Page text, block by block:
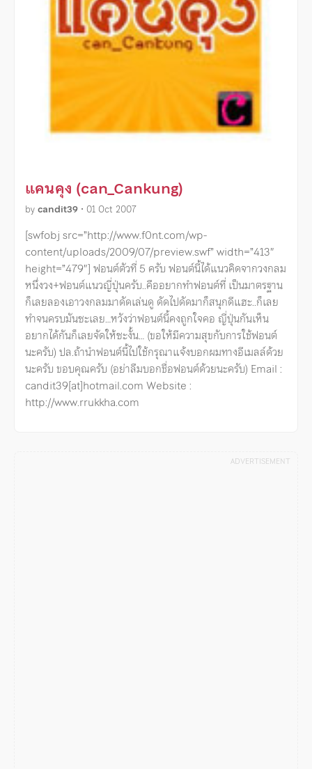
แคนคุง (can_Cankung)
bycandit39 • 01 Oct 2007
[swfobj src=”http://www.f0nt.com/wp-
content/uploads/2009/07/preview.swf” width=”413″
height=”479″] ฟอนต์ตัวที่ 5 ครับ ฟอนต์นี้ได้แนวคิดจากวงกลม
หนึ่งวง+ฟอนต์แนวญี่ปุ่นครับ..คืออยากทำฟอนต์ที่ เป็นมาตรฐาน
ก็เลยลองเอาวงกลมมาดัดเล่นดู ดัดไปดัดมาก็สนุกดีแฮะ..ก็เลย
ทำจนครบมันซะเลย…หวังว่าฟอนต์นี้คงถูกใจคอ ญี่ปุ่นกันเห็น
อยากได้กันก็เลยจัดให้ซะงั้น… (ขอให้มีความสุขกับการใช้ฟอนต์
นะครับ) ปล.ถ้านำฟอนต์นี้ไปใช้กรุณาแจ้งบอกผมทางอีเมลล์ด้วย
นะครับ ขอบคุณครับ (อย่าลืมบอกชื่อฟอนต์ด้วยนะครับ) Email :
candit39[at]hotmail.com Website :
http://www.rrukkha.com